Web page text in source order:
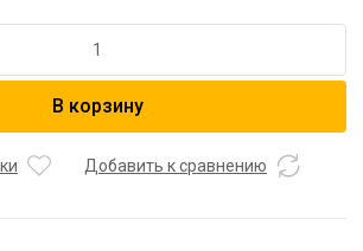
В корзину
Добавить к сравнению